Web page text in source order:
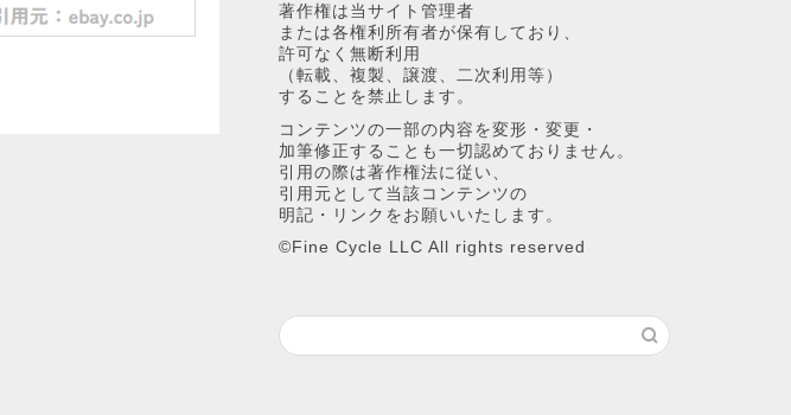
著作権は当サイト管理者
または各権利所有者が保有しており、
許可なく無断利用
（転載、複製、譲渡、二次利用等）
することを禁止します。
コンテンツの一部の内容を変形・変更・
加筆修正することも一切認めておりません。
引用の際は著作権法に従い、
引用元として当該コンテンツの
明記・リンクをお願いいたします。
©︎Fine Cycle LLC All rights reserved